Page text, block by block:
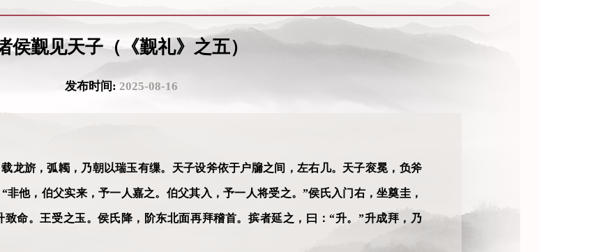
侯觐见天子（《觐礼》之五）
发布时间: 2025-08-16
龙旂，弧韣，乃朝以瑞玉有缫。天子设斧依于户牖之间，左右几。天子衮冕，负斧
非他，伯父实来，予一人嘉之。伯父其入，予一人将受之。”侯氏入门右，坐奠圭，
命。王受之玉。侯氏降，阶东北面再拜稽首。摈者延之，曰：“升。”升成拜，乃